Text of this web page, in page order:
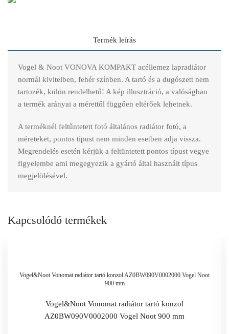
Termék leírás
Vogel & Noot VONOVA KOMPAKT acéllemez lapradiátor
normál kivitelben, fehér színben. A tartó és a dugószett nem
tartozék, külön rendelhető! A kép illusztráció, a valóságban
a termék arányai a mérettől függően eltérőek lehetnek.
A terméknél feltűntetett fotó általános radiátor fotó, a
méreteket, pontos típust nem minden esetben adja vissza.
Megrendelés esetén kérjük a feltüntetett pontos típust vegye
figyelembe ami megegyezik a gyártó által használt típus
megjelölésével.
Kapcsolódó termékek
Vogel&Noot Vonomat radiátor tartó konzol AZ0BW090V0002000 Vogel Noot
900 mm
Vogel&Noot Vonomat radiátor tartó konzol
AZ0BW090V0002000 Vogel Noot 900 mm